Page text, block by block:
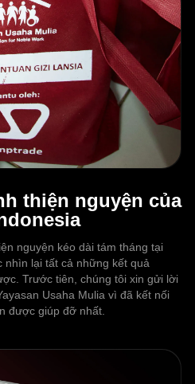
thiện nguyện của
nguyện kéo dài tám tháng tại
nhìn lại tất cả những kết quả
Trước tiên, chúng tôi xin gửi lời
Usaha Mulia vì đã kết nối
được giúp đỡ nhất.